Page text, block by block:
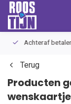
Achteraf betalen
Terug
Producten
wenskaartje